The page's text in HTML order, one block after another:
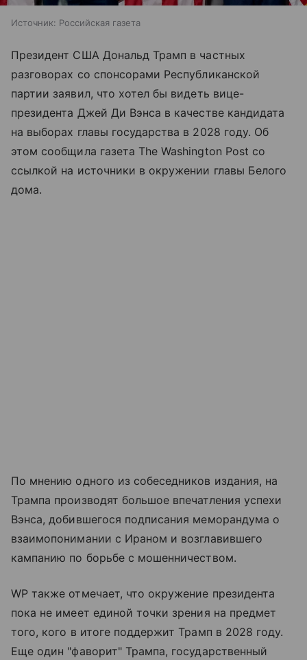
Источник: Российская газета
Президент США Дональд Трамп в частных
разговорах со спонсорами Республиканской
партии заявил, что хотел бы видеть вице-
президента Джей Ди Вэнса в качестве кандидата
на выборах главы государства в 2028 году. Об
этом сообщила газета The Washington Post со
ссылкой на источники в окружении главы Белого
дома.
По мнению одного из собеседников издания, на
Трампа производят большое впечатления успехи
Вэнса, добившегося подписания меморандума о
взаимопонимании с Ираном и возглавившего
кампанию по борьбе с мошенничеством.
WP также отмечает, что окружение президента
пока не имеет единой точки зрения на предмет
того, кого в итоге поддержит Трамп в 2028 году.
Еще один "фаворит" Трампа, государственный